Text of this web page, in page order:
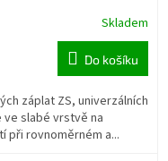
Skladem
Do košíku
záplat ZS, univerzálních
ve slabé vrstvě na
při rovnoměrném a...